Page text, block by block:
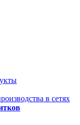
в сетях